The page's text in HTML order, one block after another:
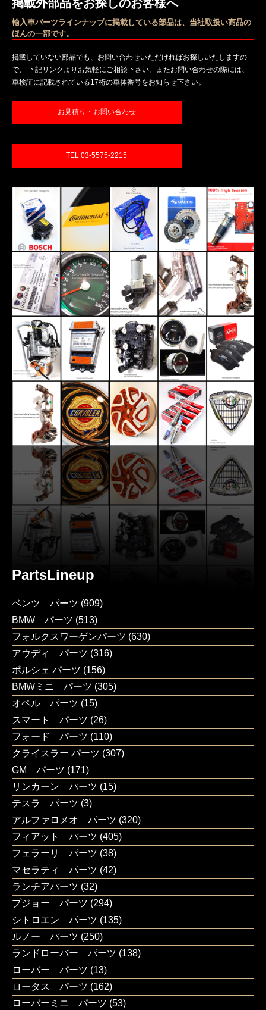
掲載外部品をお探しのお客様へ
輸入車パーツラインナップに掲載している部品は、当社取扱い商品の
ほんの一部です。
掲載していない部品でも、お問い合わせいただければお探しいたしますの
で、 下記リンクよりお気軽にご相談下さい。またお問い合わせの際には、
車検証に記載されている17桁の車体番号をお知らせ下さい。
お見積り・お問い合わせ
TEL 03-5575-2215
PartsLineup
ベンツ パーツ (909)
BMW パーツ (513)
フォルクスワーゲンパーツ (630)
アウディ パーツ (316)
ポルシェ パーツ (156)
BMWミニ パーツ (305)
オペル パーツ (15)
スマート パーツ (26)
フォード パーツ (110)
クライスラー パーツ (307)
GM パーツ (171)
リンカーン パーツ (15)
テスラ パーツ (3)
アルファロメオ パーツ (320)
フィアット パーツ (405)
フェラーリ パーツ (38)
マセラティ パーツ (42)
ランチアパーツ (32)
プジョー パーツ (294)
シトロエン パーツ (135)
ルノー パーツ (250)
ランドローバー パーツ (138)
ローバー パーツ (13)
ロータス パーツ (162)
ローバーミニ パーツ (53)